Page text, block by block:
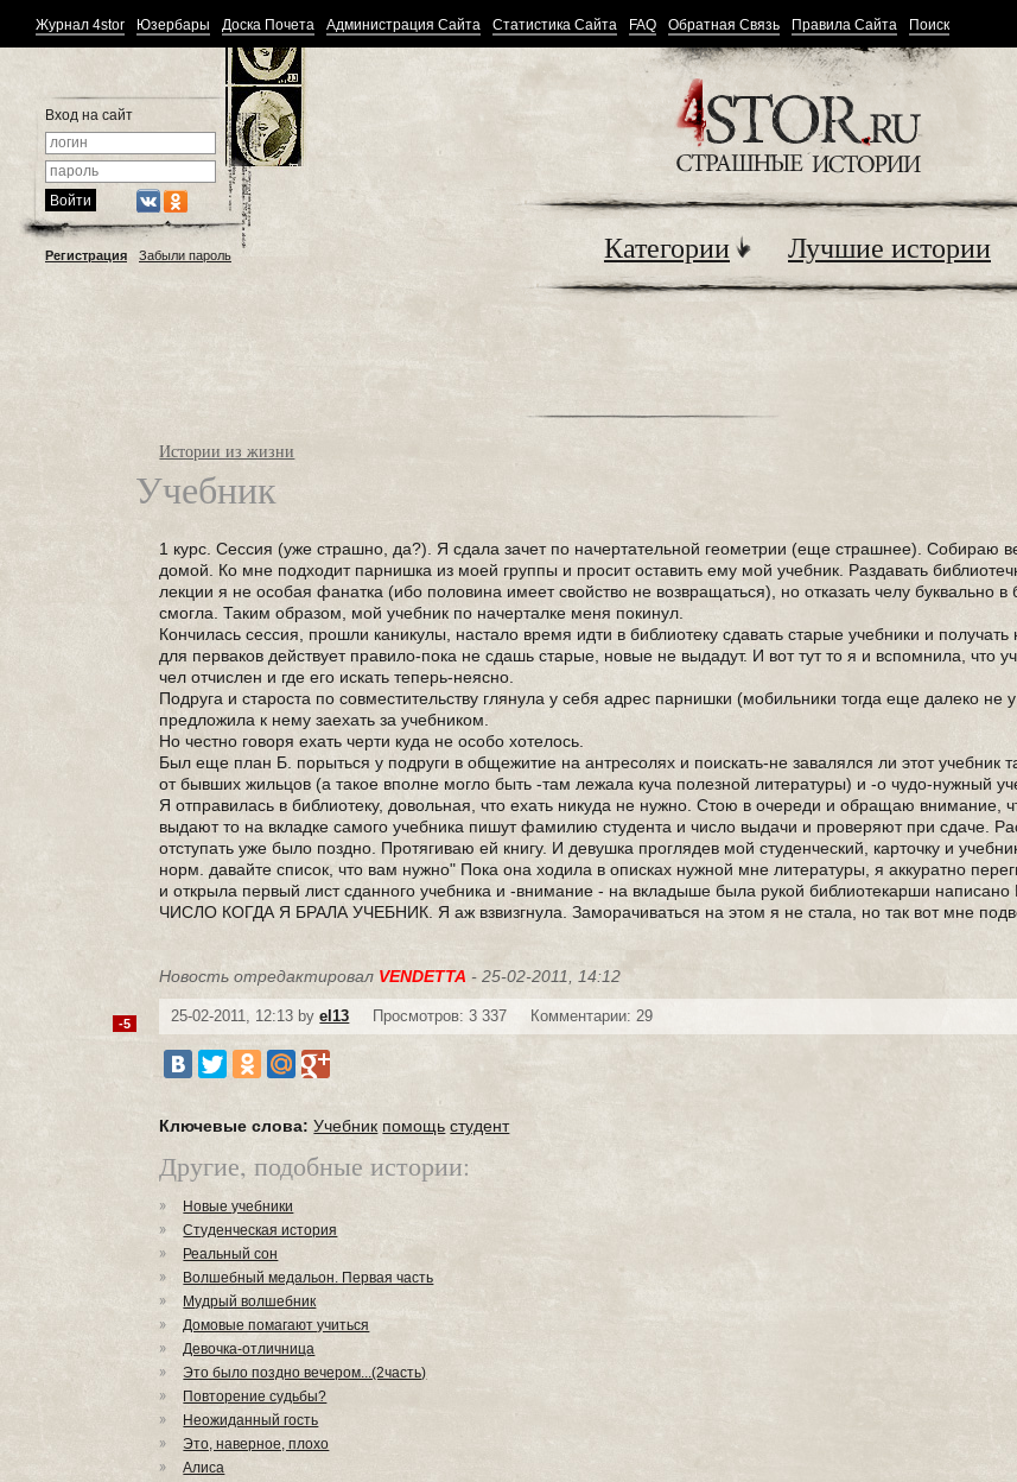
Журнал 4stor Юзербары Доска Почета Администрация Сайта Статистика Сайта FAQ Обратная Связь Правила Сайта Поиск
Вход на сайт
Регистрация Забыли пароль Категории Лучшие истории
Истории из жизни
Учебник
1 курс. Сессия (уже страшно, да?). Я сдала зачет по начертательной геометрии (еще страшнее). Собираю
домой. Ко мне подходит парнишка из моей группы и просит оставить ему мой учебник. Раздавать
лекции я не особая фанатка (ибо половина имеет свойство не возвращаться), но отказать челу буквально в
смогла. Таким образом, мой учебник по начерталке меня покинул.
Кончилась сессия, прошли каникулы, настало время идти в библиотеку сдавать старые учебники и
для перваков действует правило-пока не сдашь старые, новые не выдадут. И вот тут то я и вспомнила, что
чел отчислен и где его искать теперь-неясно.
Подруга и староста по совместительству глянула у себя адрес парнишки (мобильники тогда еще далеко не
предложила к нему заехать за учебником.
Но честно говоря ехать черти куда не особо хотелось.
Был еще план Б. порыться у подруги в общежитие на антресолях и поискать-не завалялся ли этот учебник
от бывших жильцов (а такое вполне могло быть -там лежала куча полезной литературы) и -о чудо-нужный
Я отправилась в библиотеку, довольная, что ехать никуда не нужно. Стою в очереди и обращаю внимание,
выдают то на вкладке самого учебника пишут фамилию студента и число выдачи и проверяют при сдаче.
отступать уже было поздно. Протягиваю ей книгу. И девушка проглядев мой студенческий, карточку и
норм. давайте список, что вам нужно" Пока она ходила в описках нужной мне литературы, я аккуратно
и открыла первый лист сданного учебника и -внимание - на вкладыше была рукой библиотекарши
ЧИСЛО КОГДА Я БРАЛА УЧЕБНИК. Я аж взвизгнула. Заморачиваться на этом я не стала, но так вот мне
Новость отредактировал VENDETTA - 25-02-2011, 14:12
25-02-2011, 12:13 byel13 Просмотров: 3 337 Комментарии: 29
-5
Ключевые слова: Учебник помощь студент
Другие, подобные истории:
Новые учебники
Студенческая история
Реальный сон
Волшебный медальон. Первая часть
Мудрый волшебник
Домовые помагают учиться
Девочка-отличница
Это было поздно вечером...(2часть)
Повторение судьбы?
Неожиданный гость
Это, наверное, плохо
Алиса